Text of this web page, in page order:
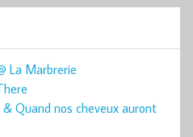
La Marbrerie
Quand nos cheveux auront